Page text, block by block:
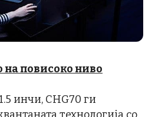
на повисоко ниво
инчи, CHG70 ги